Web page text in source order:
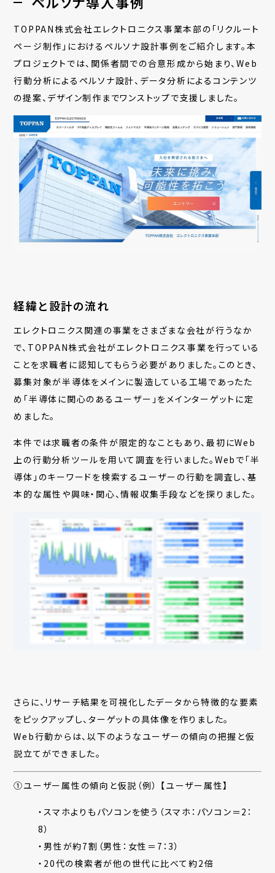
TOPPAN株式会社エレクトロニクス事業本部の「リクルート
ページ制作」におけるペルソナ設計事例をご紹介します。本
プロジェクトでは、関係者間での合意形成から始まり、Web
行動分析によるペルソナ設計、データ分析によるコンテンツ
の提案、デザイン制作までワンストップで支援しました。
経緯と設計の流れ
エレクトロニクス関連の事業をさまざまな会社が行うなか
で、TOPPAN株式会社がエレクトロニクス事業を行っている
ことを求職者に認知してもらう必要がありました。このとき、
募集対象が半導体をメインに製造している工場であったた
め「半導体に関心のあるユーザー」をメインターゲットに定
めました。
本件では求職者の条件が限定的なこともあり、最初にWeb
上の行動分析ツールを用いて調査を行いました。Webで「半
導体」のキーワードを検索するユーザーの行動を調査し、基
本的な属性や興味・関心、情報収集手段などを探りました。
さらに、リサーチ結果を可視化したデータから特徴的な要素
をピックアップし、ターゲットの具体像を作りました。
Web行動からは、以下のようなユーザーの傾向の把握と仮
説立てができました。
①ユーザー属性の傾向と仮説（例） 【ユーザー属性】
・スマホよりもパソコンを使う（スマホ：パソコン＝2：
8）
・男性が約7割（男性：女性＝7：3）
・20代の検索者が他の世代に比べて約2倍